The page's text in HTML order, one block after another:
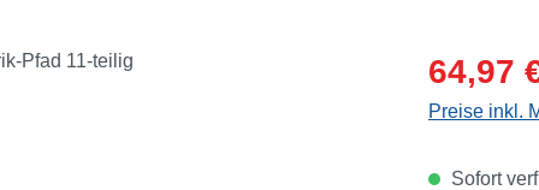
64,97
Preise inkl.
Sofort